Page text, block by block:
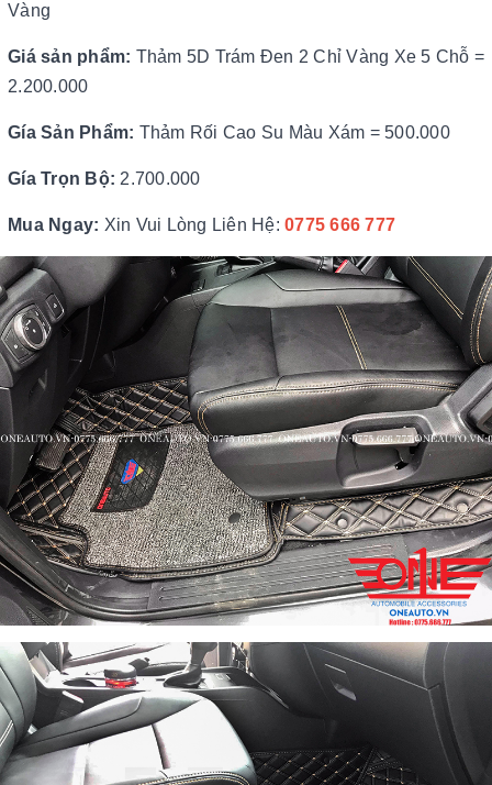
Vàng
Giá sản phẩm: Thảm 5D Trám Đen 2 Chỉ Vàng Xe 5 Chỗ =
2.200.000
Gía Sản Phẩm: Thảm Rối Cao Su Màu Xám = 500.000
Gía Trọn Bộ: 2.700.000
Mua Ngay: Xin Vui Lòng Liên Hệ: 0775 666 777